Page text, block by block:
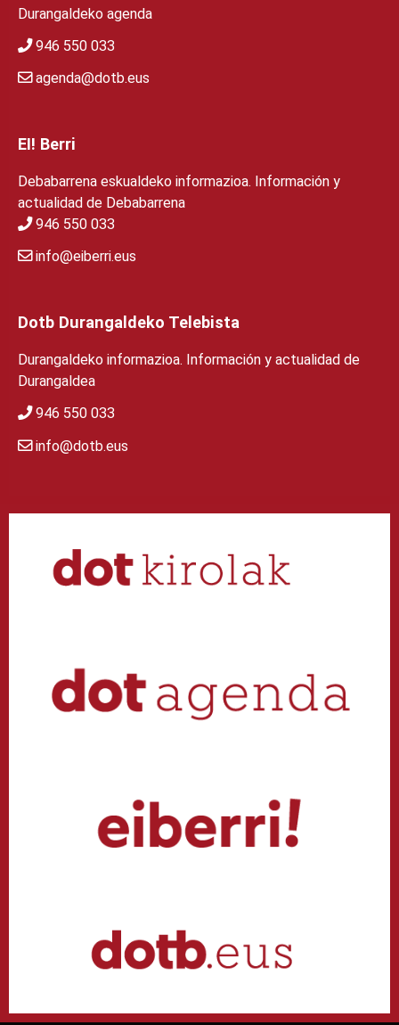
Durangaldeko agenda
946 550 033
agenda@dotb.eus
EI! Berri
Debabarrena eskualdeko informazioa. Información y
actualidad de Debabarrena
946 550 033
info@eiberri.eus
Dotb Durangaldeko Telebista
Durangaldeko informazioa. Información y actualidad de
Durangaldea
946 550 033
info@dotb.eus